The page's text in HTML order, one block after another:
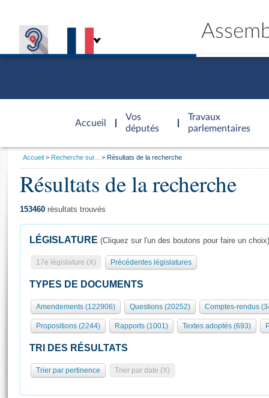
Accueil
d'accueil
Vos
députés
Travaux
parlementaires
Présidence
577 députés
Groupes politiques
Séance publique
Commissions et autres organes
Europe et International
Pétitions
Général
Rôle et pouvoirs de l'Assemblée
Organisation de l'Assemblée
Présidence Conférence des Présidents Bureau Collège des
Statistiques et chiffres clés
Visiter l'Assemblée
Visite virtuelle du palais Bourbon
Assister à une séance
Vous
Accueil Recherche sur... Résultats de la recherche
Résultats de la recherche
153460 résultats trouvés
LÉGISLATURE (Cliquez sur l'un des boutons pour faire un choix)
17e législature (X) Précédentes législatures
TYPES DE DOCUMENTS
Amendements (122906) Questions (20252) Comptes-rendus
Propositions (2244) Rapports (1001) Textes adoptés (693)
TRI DES RÉSULTATS
Trier par pertinence Trier par date (X)